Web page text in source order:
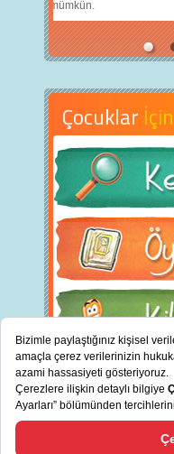
Çocuklar İçin